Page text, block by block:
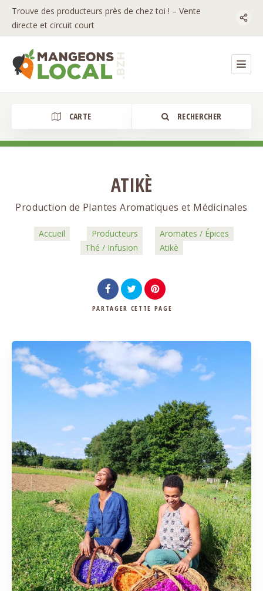
Trouve des producteurs près de chez toi ! – Vente
directe et circuit court
CARTE RECHERCHER
Catégorie
ATIKÈ
Production de Plantes Aromatiques et Médicinales
Accueil Producteurs
Aromates / Épices
Thé / Infusion
Atikè
PARTAGER CETTE PAGE